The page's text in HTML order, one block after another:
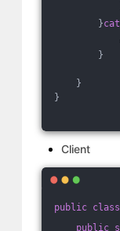
}
}
}
}
Client
public class
public